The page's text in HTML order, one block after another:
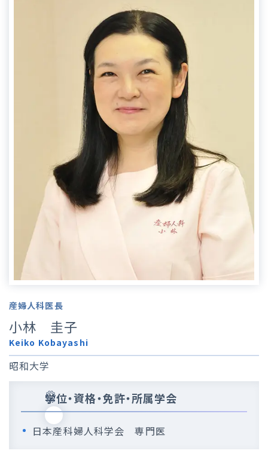
産婦人科医長
小林 圭子
Keiko Kobayashi
昭和大学
学位・資格・免許・所属学会
日本産科婦人科学会 専門医